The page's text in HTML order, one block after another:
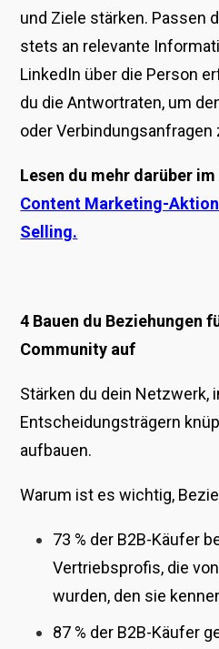
und Ziele stärken. Passen
stets an relevante
LinkedIn über die Person
du die Antwortraten, um
oder Verbindungsanfragen
Lesen du mehr darüber
Content Marketing-
Selling.
4 Bauen du Beziehungen
Community auf
Stärken du dein Netzwerk,
Entscheidungsträgern
aufbauen.
Warum ist es wichtig,
73 % der B2B-Käufer
Vertriebsprofis, die
wurden, den sie
87 % der B2B-Käufer